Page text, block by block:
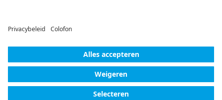
© ABB AG – Busch-Jaeger 2026
Verklaring van toestemming
Privacyverklaring